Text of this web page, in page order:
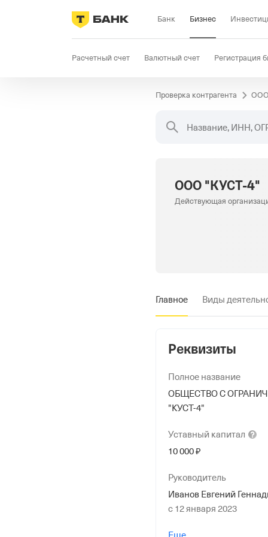
Банк Бизнес
Расчетный счет Валютный счет Регистрация
Продажи Селлер Госзакупки
Проверка контрагента ООО
Название, ИНН,
ООО "КУСТ-4"
Действующая
Главное Виды
Реквизиты
Полное название
ОБЩЕСТВО С
"КУСТ-4"
Уставный капитал
10 000 ₽
Руководитель
Иванов Евгений
с 12 января 2023